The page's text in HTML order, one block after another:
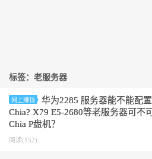
标签：老服务器
网上赚钱
华为2285 服务器能不能配
Chia? X79 E5-2680等老服务器可不
Chia P盘机？
阅读(152)